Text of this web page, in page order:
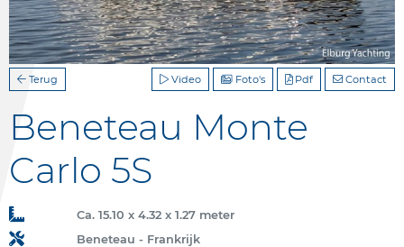
Terug Contact
Pdf
Foto's
Video
Beneteau Monte
Carlo 5S
Ca. 15.10 x 4.32 x 1.27 meter
Beneteau - Frankrijk